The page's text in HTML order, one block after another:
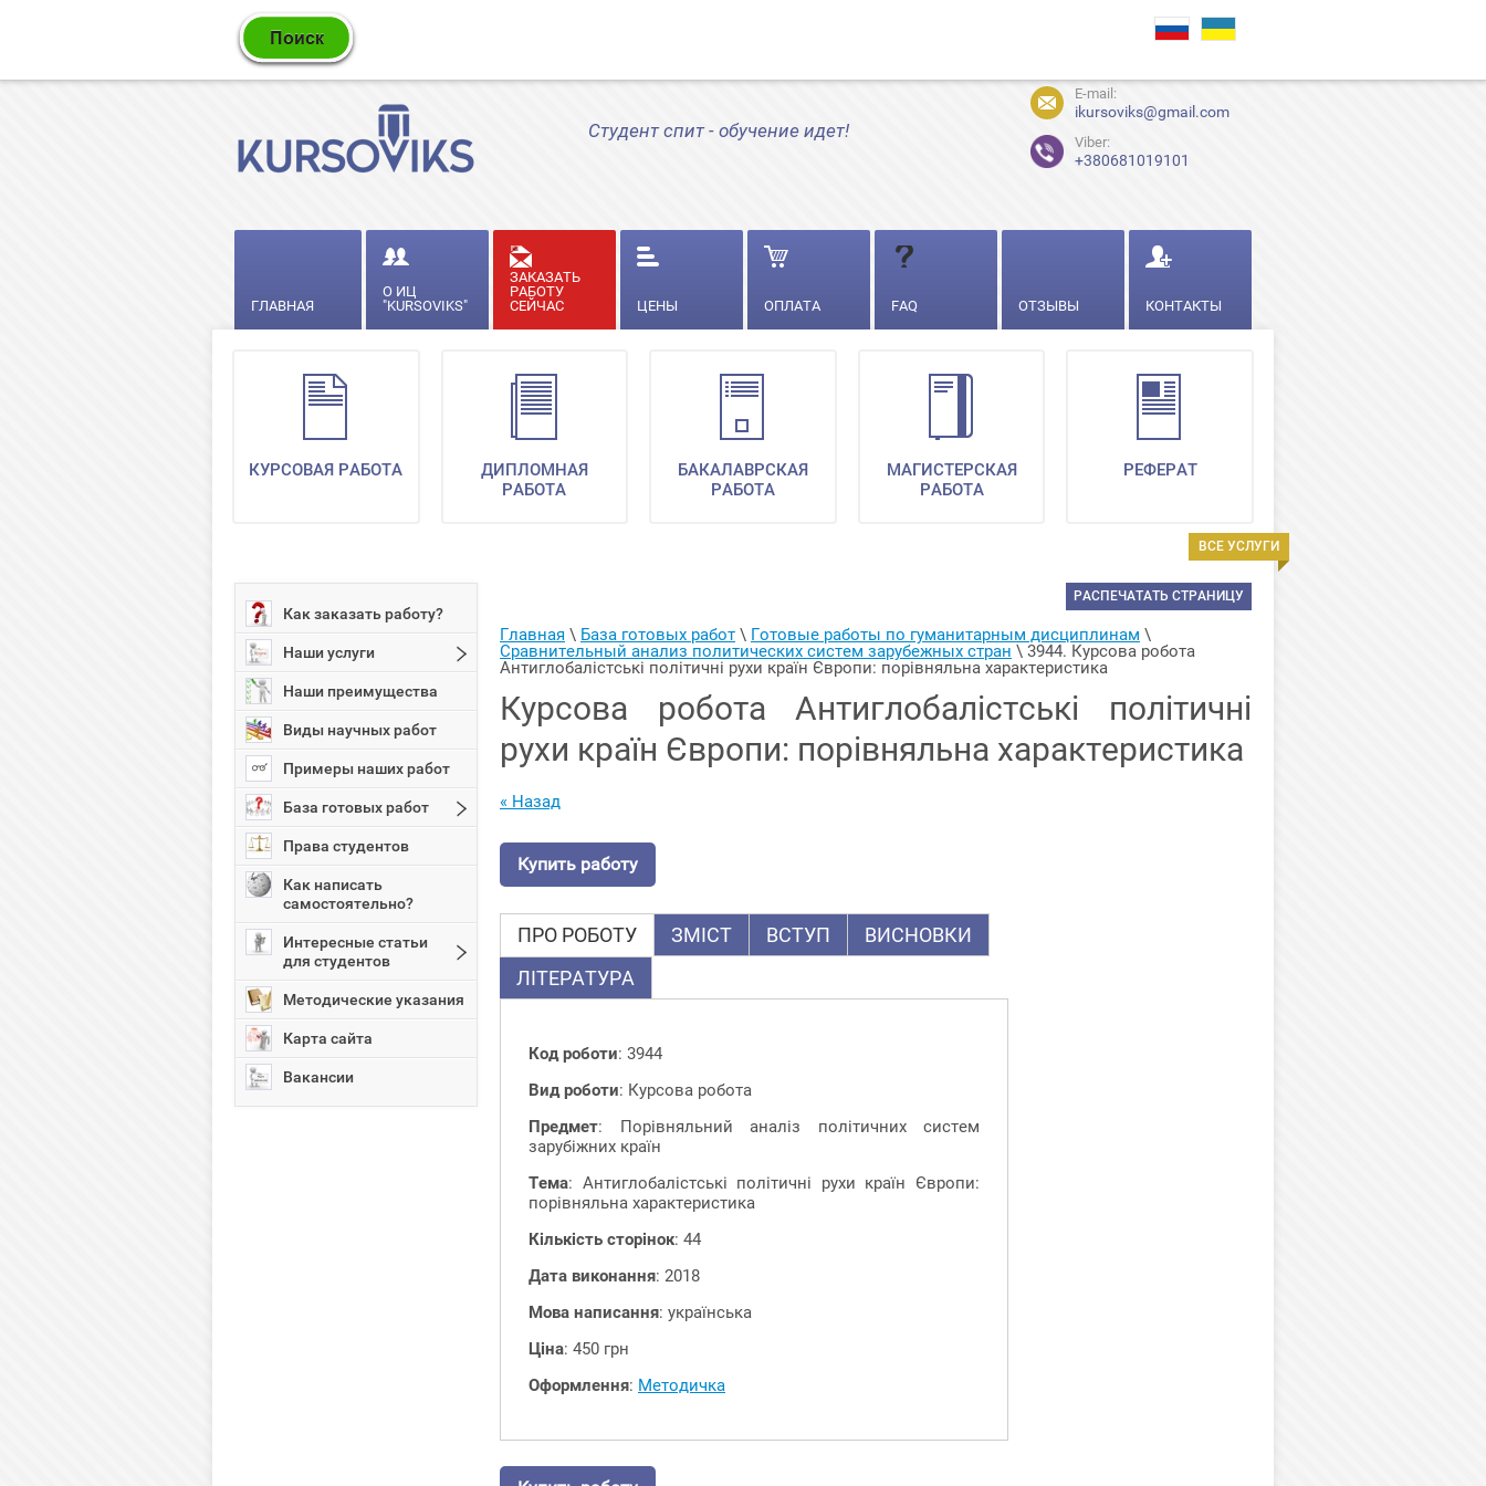
Студент спит - обучение идет!
E-mail:
ikursoviks@gmail.com
Viber:
+380681019101
ГЛАВНАЯ
О ИЦ
"KURSOVIKS"
ЗАКАЗАТЬ
РАБОТУ
СЕЙЧАС
ЦЕНЫ ОПЛАТА FAQ ОТЗЫВЫ КОНТАКТЫ
ВСЕ УСЛУГИ
КУРСОВАЯ РАБОТА
ДИПЛОМНАЯ
РАБОТА
БАКАЛАВРСКАЯ
РАБОТА
МАГИСТЕРСКАЯ
РАБОТА
РЕФЕРАТ
Как заказать работу?
Наши услуги
Наши преимущества
Виды научных работ
Примеры наших работ
База готовых работ
Права студентов
Как написать
самостоятельно?
Интересные статьи
для студентов
Методические указания
Карта сайта
Вакансии
РАСПЕЧАТАТЬ СТРАНИЦУ
Главная \ База готовых работ \ Готовые работы по гуманитарным дисциплинам
Сравнительный анализ политических систем зарубежных стран \ 3944. Курсова робота
Антиглобалістські політичні рухи країн Європи: порівняльна характеристика
Курсова робота Антиглобалістські політичні
рухи країн Європи: порівняльна характеристика
« Назад
Купить работу
ПРО РОБОТУ ЗМІСТ ВСТУП
ВИСНОВКИ
ЛІТЕРАТУРА
Код роботи: 3944
Вид роботи: Курсова робота
Предмет: Порівняльний аналіз політичних систем
зарубіжних країн
Тема: Антиглобалістські політичні рухи країн Європи:
порівняльна характеристика
Кількість сторінок: 44
Дата виконання: 2018
Мова написання: українська
Ціна: 450 грн
Оформлення: Методичка